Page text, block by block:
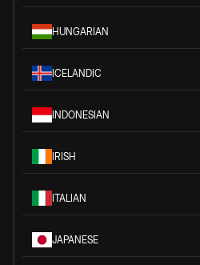
HUNGARIAN
ICELANDIC
INDONESIAN
IRISH
ITALIAN
JAPANESE